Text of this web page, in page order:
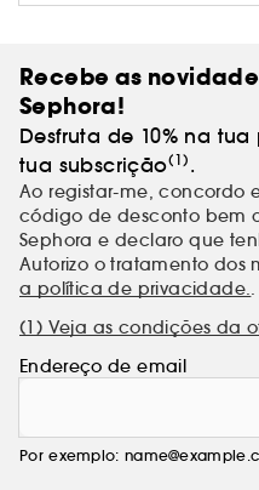
Recebe as
Sephora!
Desfruta de 10% na
tua subscrição(1) .
Ao registar-me, concordo
código de desconto bem
Sephora e declaro que
Autorizo o tratamento dos
a política de privacidade..
(1) Veja as condições da
Endereço de email
Por exemplo: